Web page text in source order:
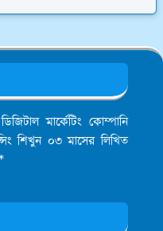
মার্কেটিং কোম্পানি
শিখুন ০৩ মাসের লিখিত